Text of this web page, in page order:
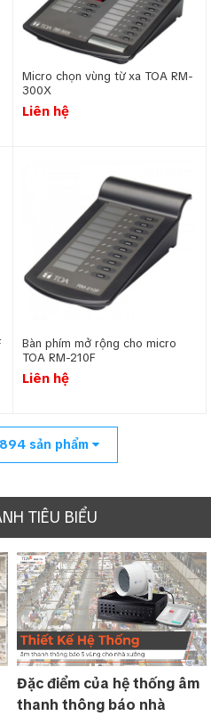
Micro chọn vùng từ xa TOA RM-
300X
Liên hệ
Bàn phím mở rộng cho micro
TOA RM-210F
Liên hệ
sản phẩm
TIÊU BIỂU
Đặc điểm của hệ thống âm
thanh thông báo nhà